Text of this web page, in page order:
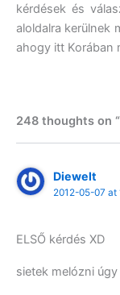
kérdések és
aloldalra kerülnek
ahogy itt Korában
248 thoughts on
Diewelt
2012-05-07 at
ELSŐ kérdés XD
sietek melózni